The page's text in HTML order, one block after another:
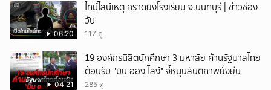
06:20
ไทม์ไลน์เหตุ กราดยิงโรงเรียน จ.นนทบุรี | ข่าวช่อง
วัน
117 ดู
04:21
19 องค์กรนิสิตนักศึกษา 3 มหาลัย ค้านรัฐบาลไทย
ต้อนรับ "มิน ออง ไลง์" จี้หนุนสันติภาพยั่งยืน
285 ดู